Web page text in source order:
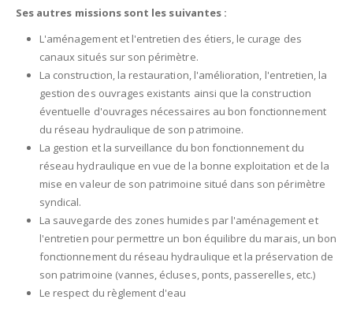
Ses autres missions sont les suivantes :
L'aménagement et l'entretien des étiers, le curage des
canaux situés sur son périmètre.
La construction, la restauration, l'amélioration, l'entretien, la
gestion des ouvrages existants ainsi que la construction
éventuelle d'ouvrages nécessaires au bon fonctionnement
du réseau hydraulique de son patrimoine.
La gestion et la surveillance du bon fonctionnement du
réseau hydraulique en vue de la bonne exploitation et de la
mise en valeur de son patrimoine situé dans son périmètre
syndical.
La sauvegarde des zones humides par l'aménagement et
l'entretien pour permettre un bon équilibre du marais, un bon
fonctionnement du réseau hydraulique et la préservation de
son patrimoine (vannes, écluses, ponts, passerelles, etc.)
Le respect du règlement d'eau